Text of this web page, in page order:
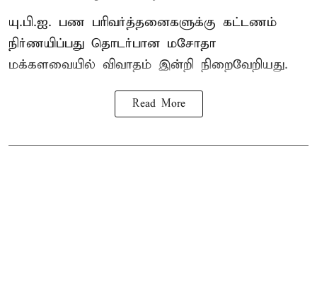
யு.பி.ஐ. பண பரிவர்த்தனைகளுக்கு கட்டணம்
நிர்ணயிப்பது தொடர்பான மசோதா
மக்களவையில் விவாதம் இன்றி நிறைவேறியது.
Read More